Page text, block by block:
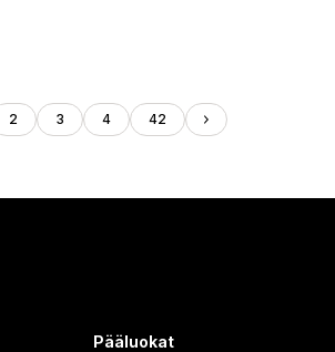
2 3 4 42
Pääluokat